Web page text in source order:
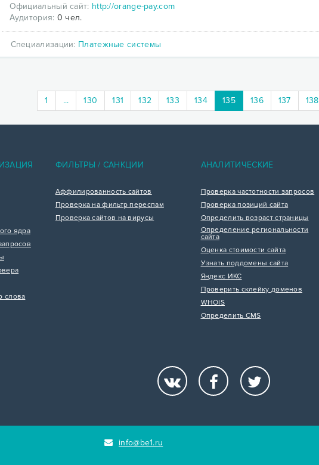
Официальный сайт: http://orange-pay.com
Аудитория: 0 чел.
Специализации: Платежные системы
1 ... 130 131 132 133 134 135(current)
136 137 138
ядра
слова
ФИЛЬТРЫ / САНКЦИИ
Аффилированность сайтов
Проверка на фильтр переспам
Проверка сайтов на вирусы
АНАЛИТИЧЕСКИЕ
Проверка частотности запросов
Проверка позиций сайта
Определить возраст страницы
Определение региональности
сайта
Оценка стоимости сайта
Узнать поддомены сайта
Яндекс ИКС
Проверить склейку доменов
WHOIS
Определить CMS
info@be1.ru